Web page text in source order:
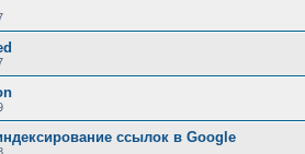
ссылок в Google